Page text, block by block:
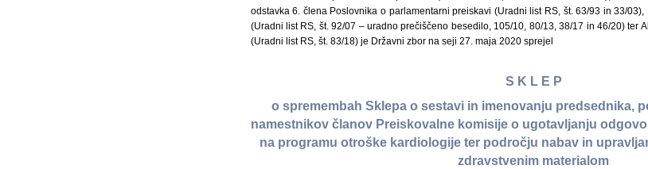
odstavka 6. člena Poslovnika o parlamentarni preiskavi (Uradni list RS, št. 63/93 in 33/
(Uradni list RS, št. 92/07 – uradno prečiščeno besedilo, 105/10, 80/13, 38/17 in 46/20) ter
(Uradni list RS, št. 83/18) je Državni zbor na seji 27. maja 2020 sprejel
S K L E P
o spremembah Sklepa o sestavi in imenovanju predsednika,
namestnikov članov Preiskovalne komisije o ugotavljanju
na programu otroške kardiologije ter področju nabav in
zdravstvenim materialom